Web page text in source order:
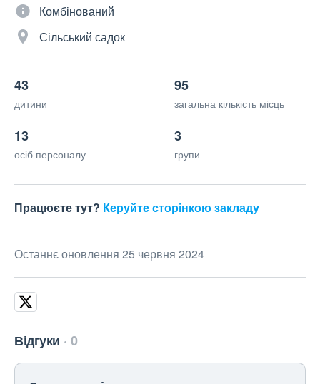
Комбінований
Сільський садок
43
дитини
95
загальна кількість місць
13
осіб персоналу
3
групи
Працюєте тут? Керуйте сторінкою закладу
Останнє оновлення 25 червня 2024
Відгуки 0